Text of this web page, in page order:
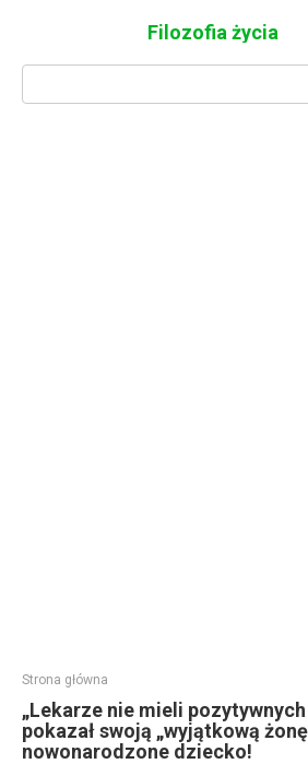
Filozofia życia
Search:
Strona główna
„Lekarze nie mieli
pokazał swoją „wyjątkową
nowonarodzone dziecko!